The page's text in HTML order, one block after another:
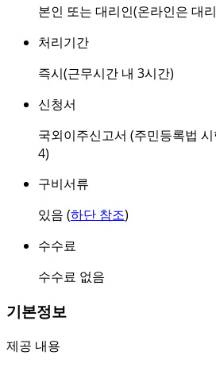
본인 또는 대리인(온라인은 대
처리기간
즉시(근무시간 내 3시간)
신청서
국외이주신고서 (주민등록법
4)
구비서류
있음 (하단 참조)
수수료
수수료 없음
기본정보
제공 내용